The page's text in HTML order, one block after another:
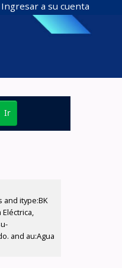
Ingresar a su cuenta
Ir
and itype:BK
and au:Agua